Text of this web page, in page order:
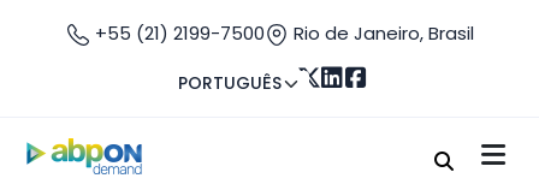
+55 (21) 2199-7500 Rio de Janeiro, Brasil
PORTUGUÊS